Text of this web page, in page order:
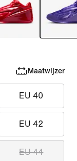
Maatwijzer
EU 40
EU 42
EU 44